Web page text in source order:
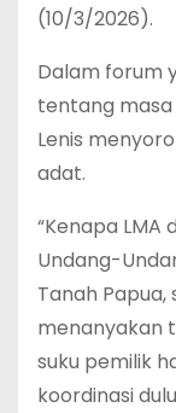
(10/3/2026).
Dalam forum
tentang masa
Lenis
adat.
“Kenapa
Undang-
Tanah
menanyakan
suku pemilik
koordinasi